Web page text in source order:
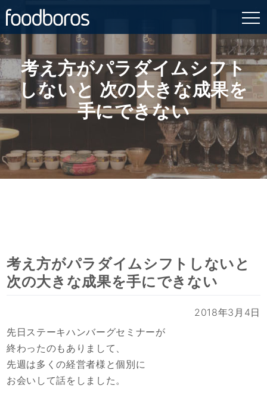
Skip
to
content
考え方がパラダイムシフト
しないと 次の大きな成果を
手にできない
考え方がパラダイムシフトしないと
次の大きな成果を手にできない
2018年3月4日
先日ステーキハンバーグセミナーが
終わったのもありまして、
先週は多くの経営者様と個別に
お会いして話をしました。